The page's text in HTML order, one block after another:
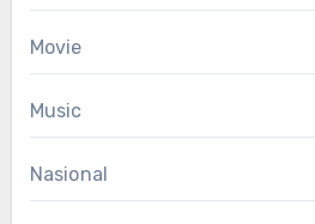
Movie
Music
Nasional